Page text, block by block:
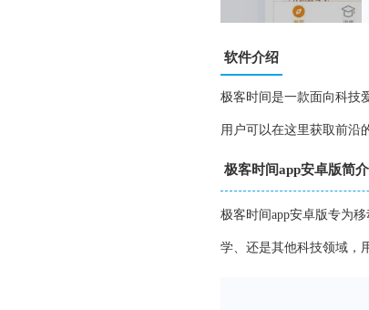
软件介绍
极客时间是一款面向科技
用户可以在这里获取前沿
极客时间app安卓版简介
极客时间app安卓版专为
学、还是其他科技领域，